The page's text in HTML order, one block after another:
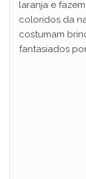
laranja e
coloridos da
costumam
fantasiados